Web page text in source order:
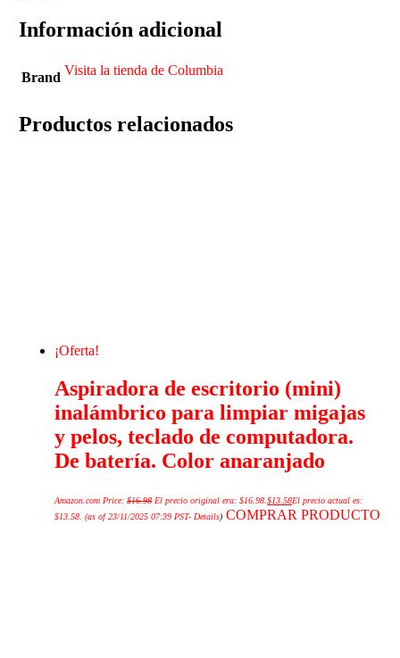
Información adicional
Brand Visita la tienda de Columbia
Productos relacionados
¡Oferta!
Aspiradora de escritorio (mini)
inalámbrico para limpiar migajas
y pelos, teclado de computadora.
De batería. Color anaranjado
Amazon.com Price:$16.98 El precio original era: $16.98.$13.58El precio actual es:
$13.58. (as of 23/11/2025 07:39 PST- Details) COMPRAR PRODUCTO